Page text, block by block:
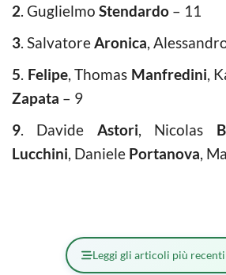
2. Guglielmo Stendardo – 11
3. SalvatoreAronica,
5. Felipe, Thomas Manfredini,
Zapata – 9
9. Davide Astori, Nicolas
Lucchini, Daniele Portanova,
Leggi gli articoli più